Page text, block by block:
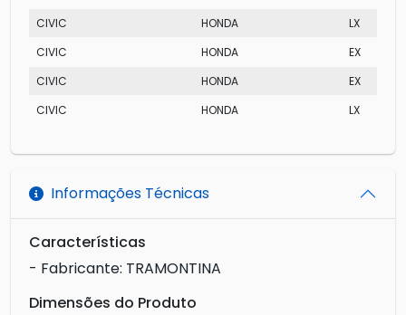
CIVIC
HONDA
LX
CIVIC
HONDA
EX
CIVIC
HONDA
EX
CIVIC
HONDA LX
Informações Técnicas
Características
- Fabricante: TRAMONTINA
Dimensões do Produto